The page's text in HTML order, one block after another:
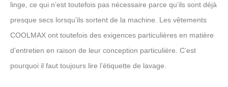
linge, ce qui n’est toutefois pas nécessaire parce qu’ils sont déjà
presque secs lorsqu’ils sortent de la machine. Les vêtements
COOLMAX ont toutefois des exigences particulières en matière
d’entretien en raison de leur conception particulière. C’est
pourquoi il faut toujours lire l’étiquette de lavage.